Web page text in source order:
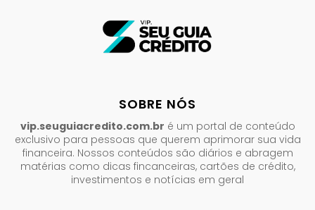
SOBRE NÓS
vip.seuguiacredito.com.br é um portal de conteúdo
exclusivo para pessoas que querem aprimorar sua vida
financeira. Nossos conteúdos são diários e abragem
matérias como dicas fincanceiras, cartões de crédito,
investimentos e notícias em geral